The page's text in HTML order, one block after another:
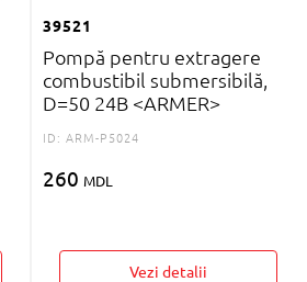
39521
Pompă pentru extragere
combustibil submersibilă,
D=50 24В <ARMER>
ID: ARM-P5024
260 MDL
Vezi detalii